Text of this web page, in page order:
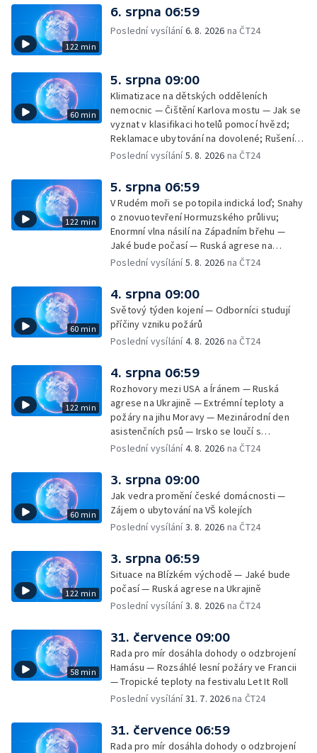
122 min
6. srpna 06:59
Poslední vysílání6. 8. 2026 na ČT24
60 min
5. srpna 09:00
Klimatizace na dětských odděleních
nemocnic — Čištění Karlova mostu — Jak se
vyznat v klasifikaci hotelů pomocí hvězd;
Reklamace ubytování na dovolené; Rušení
dovolené kvůli přírodním živlům; Práva
na dovolené v zahraničí; Platby a výběry na
dovolené v zahraničí — Těžba léčivé rašeliny
u Malé Morávky
Poslední vysílání5. 8. 2026 na ČT24
122 min
5. srpna 06:59
V Rudém moři se potopila indická loď; Snahy
o znovuotevření Hormuzského průlivu;
Enormní vlna násilí na Západním břehu —
Jaké bude počasí — Ruská agrese na
Ukrajině — Vliv veder na lidské orgány — Při
— Třem obcím na Brněnsku dočasně došla
pitná voda — SP v orientačním běhu v Česku
— Horko a požáry sužují Evropu — Rybářský
příměstský tábor
Poslední vysílání5. 8. 2026 na ČT24
60 min
4. srpna 09:00
Světový týden kojení — Odborníci studují
příčiny vzniku požárů
Poslední vysílání4. 8. 2026 na ČT24
122 min
4. srpna 06:59
Rozhovory mezi USA a Íránem — Ruská
agrese na Ukrajině — Extrémní teploty a
požáry na jihu Moravy — Mezinárodní den
asistenčních psů — Irsko se loučí s
hudebníkem Glenem Hansardem
Poslední vysílání4. 8. 2026 na ČT24
60 min
3. srpna 09:00
Jak vedra promění české domácnosti —
Zájem o ubytování na VŠ kolejích
Poslední vysílání3. 8. 2026 na ČT24
122 min
3. srpna 06:59
Situace na Blízkém východě — Jaké bude
počasí — Ruská agrese na Ukrajině
Poslední vysílání3. 8. 2026 na ČT24
58 min
31. července 09:00
Rada pro mír dosáhla dohody o odzbrojení
Hamásu — Rozsáhlé lesní požáry ve Francii
— Tropické teploty na festivalu Let It Roll
Poslední vysílání31. 7. 2026na ČT24
31. července 06:59
Rada pro mír dosáhla dohody o odzbrojení